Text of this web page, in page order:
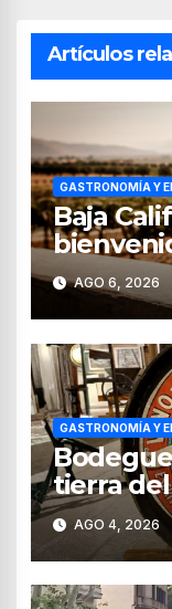
Artículos
GASTRONOMÍA Y
Baja
AGO 6, 2026
GASTRONOMÍA Y
tierra
AGO 4, 2026